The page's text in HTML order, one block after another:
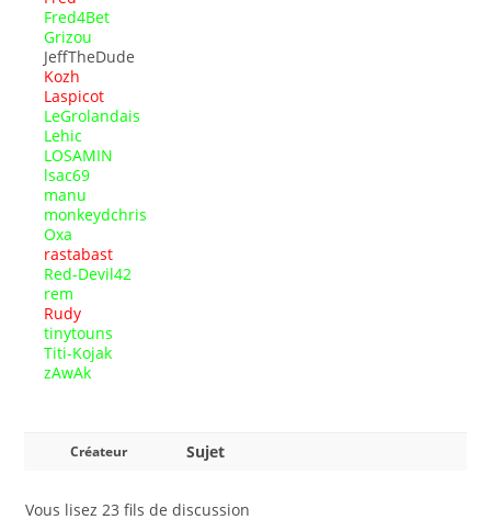
Fred4Bet
Grizou
JeffTheDude
Kozh
Laspicot
LeGrolandais
Lehic
LOSAMIN
lsac69
manu
monkeydchris
Oxa
rastabast
Red-Devil42
rem
Rudy
tinytouns
Titi-Kojak
zAwAk
Créateur Sujet
Vous lisez 23 fils de discussion